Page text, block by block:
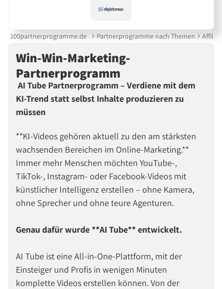
100partnerprogramme.de Partnerprogramme nach Themen
Win-Win-Marketing-
Partnerprogramm
AI Tube Partnerprogramm – Verdiene mit dem
KI-Trend statt selbst Inhalte produzieren zu
müssen
**KI-Videos gehören aktuell zu den am stärksten
wachsenden Bereichen im Online-Marketing.**
Immer mehr Menschen möchten YouTube-,
TikTok-, Instagram- oder Facebook-Videos mit
künstlicher Intelligenz erstellen – ohne Kamera,
ohne Sprecher und ohne teure Agenturen.
Genau dafür wurde **AI Tube** entwickelt.
AI Tube ist eine All-in-One-Plattform, mit der
Einsteiger und Profis in wenigen Minuten
komplette Videos erstellen können. Von der